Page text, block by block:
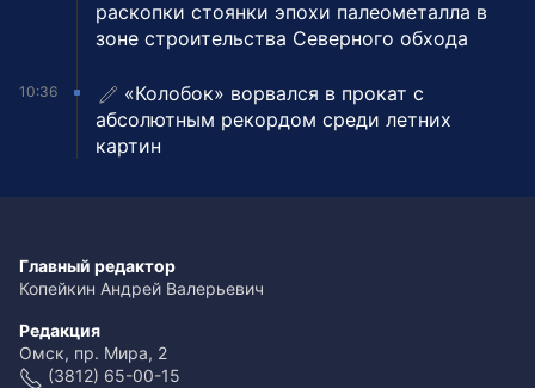
раскопки стоянки эпохи палеометалла в
зоне строительства Северного обхода
10:36
«Колобок» ворвался в прокат с
абсолютным рекордом среди летних
картин
Главный редактор
Копейкин Андрей Валерьевич
Редакция
Омск, пр. Мира, 2
(3812) 65-00-15